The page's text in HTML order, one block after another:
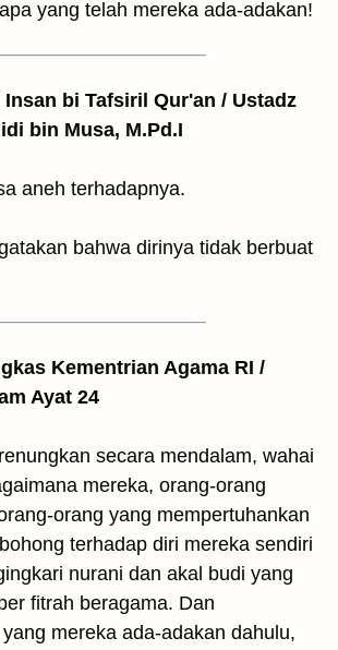
yang telah mereka ada-adakan!
bi Tafsiril Qur'an / Ustadz
bin Musa, M.Pd.I
aneh terhadapnya.
bahwa dirinya tidak berbuat
Kementrian Agama RI /
Ayat 24
secara mendalam, wahai
mereka, orang-orang
orang yang mempertuhankan
terhadap diri mereka sendiri
nurani dan akal budi yang
fitrah beragama. Dan
mereka ada-adakan dahulu,